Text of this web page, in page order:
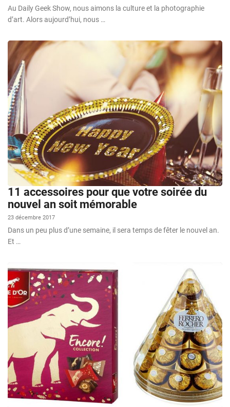
Au Daily Geek Show, nous aimons la culture et la photographie
d’art. Alors aujourd’hui, nous …
11 accessoires pour que votre soirée du
nouvel an soit mémorable
23 décembre 2017
Dans un peu plus d’une semaine, il sera temps de fêter le nouvel an.
Et …